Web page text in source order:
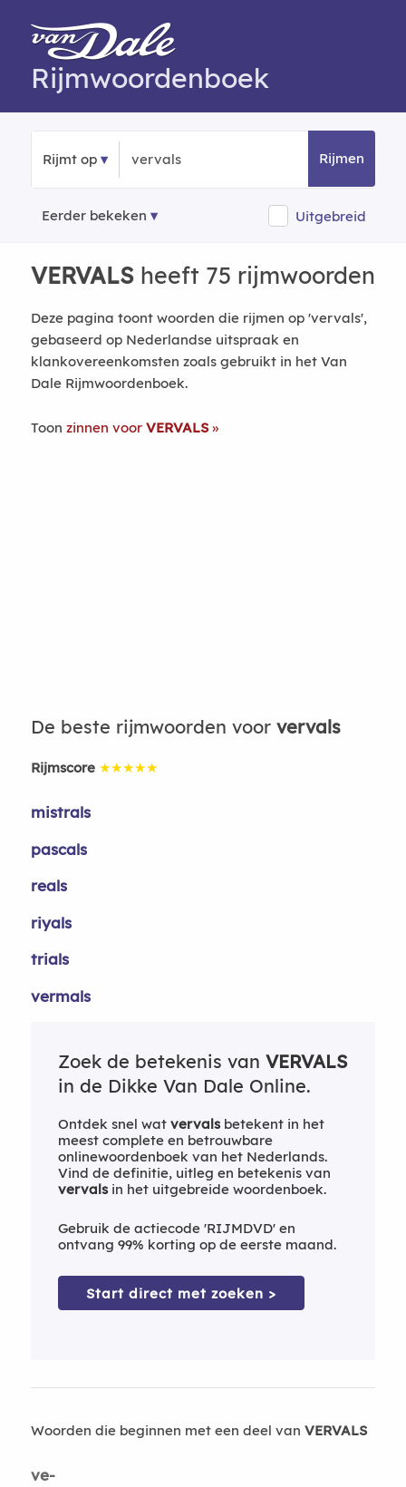
Rijmwoordenboek
Rijmt op Rijmen
Eerder bekeken Uitgebreid
VERVALSheeft 75 rijmwoorden
Deze pagina toont woorden die rijmen op 'vervals',
gebaseerd op Nederlandse uitspraak en
klankovereenkomsten zoals gebruikt in het Van
Dale Rijmwoordenboek.
Toon zinnen voor VERVALS
De beste rijmwoorden voor vervals
Rijmscore ★★★★★
mistrals
pascals
reals
riyals
trials
vermals
Zoek de betekenis van VERVALS
in de Dikke Van Dale Online.
Ontdek snel wat vervalsbetekent in het
meest complete en betrouwbare
onlinewoordenboek van het Nederlands.
Vind de definitie, uitleg en betekenis van
vervalsin het uitgebreide woordenboek.
Gebruik de actiecode 'RIJMDVD' en
ontvang 99% korting op de eerste maand.
Start direct met zoeken >
Woorden die beginnen met een deel van VERVALS
ve-